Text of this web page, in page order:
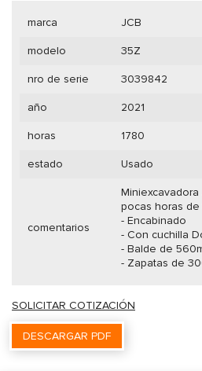
marca JCB
modelo 35Z
nro de serie 3039842
año 2021
horas 1780
estado Usado
comentarios
pocas horas de
- Encabinado
- Con cuchilla
- Balde de
- Zapatas de
SOLICITAR COTIZACIÓN
DESCARGAR PDF